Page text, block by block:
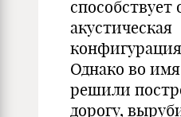
способствует
акустическая
Однако во
решили
дорогу,